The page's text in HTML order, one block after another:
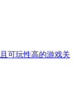
可玩性高的游戏关